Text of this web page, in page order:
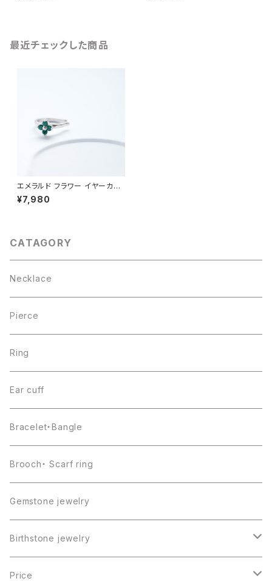
最近チェックした商品
エメラルド フラワー イヤーカフ
シルバー925
¥7,980
CATAGORY
Necklace
Pierce
Ring
Ear cuff
Bracelet・Bangle
Brooch・ Scarf ring
Gemstone jewelry
Birthstone jewelry
１月・ガーネット
Price